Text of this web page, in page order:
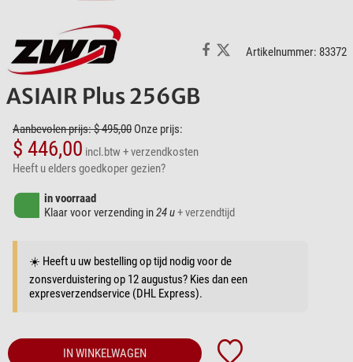
Artikelnummer: 83372
ASIAIR Plus 256GB
Aanbevolen prijs: $ 495,00 Onze prijs:
$ 446,00 incl.btw+ verzendkosten
Heeft u elders goedkoper gezien?
in voorraad
Klaar voor verzending in24 u+ verzendtijd
☀️ Heeft u uw bestelling op tijd nodig voor de
zonsverduistering op 12 augustus? Kies dan een
expresverzendservice (DHL Express).
IN WINKELWAGEN